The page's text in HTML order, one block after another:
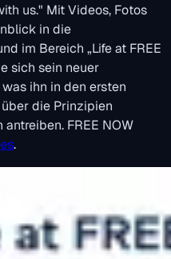
us." Mit Videos, Fotos
in die
im Bereich „Life at FREE
sich sein neuer
ihn in den ersten
die Prinzipien
FREE NOW
.